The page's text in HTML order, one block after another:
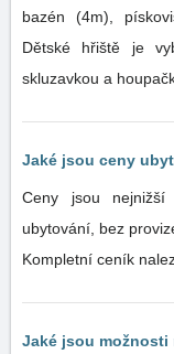
bazén (4m),
Dětské hřiště je
skluzavkou a
Jaké jsou ceny
Ceny jsou nejnižší
ubytování, bez
Kompletní ceník
Jaké jsou možnosti